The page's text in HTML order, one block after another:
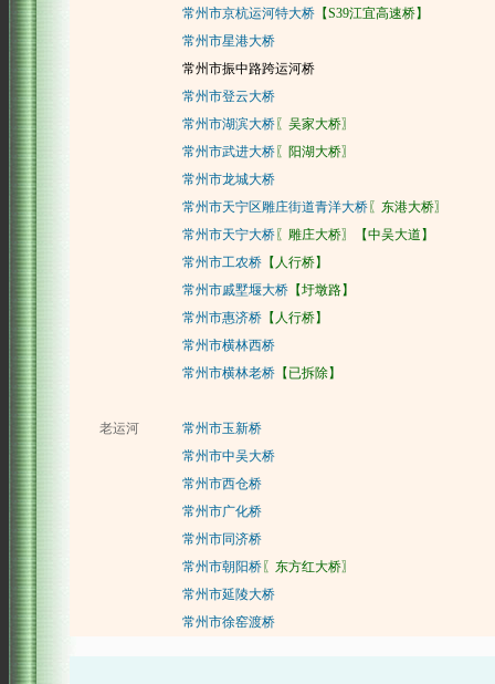
常州市京杭运河特大桥 【S39江宜高速桥】
常州市星港大桥
常州市振中路跨运河桥
常州市登云大桥
常州市湖滨大桥 〖吴家大桥〗
常州市武进大桥 〖阳湖大桥〗
常州市龙城大桥
常州市天宁区雕庄街道青洋大桥 〖东港大桥〗
常州市天宁大桥 〖雕庄大桥〗【中吴大道】
常州市工农桥 【人行桥】
常州市戚墅堰大桥 【圩墩路】
常州市惠济桥 【人行桥】
常州市横林西桥
常州市横林老桥 【已拆除】
老运河
常州市玉新桥
常州市中吴大桥
常州市西仓桥
常州市广化桥
常州市同济桥
常州市朝阳桥 〖东方红大桥〗
常州市延陵大桥
常州市徐窑渡桥